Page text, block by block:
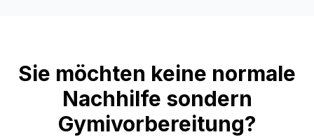
Sie möchten keine normale
Nachhilfe sondern
Gymivorbereitung?